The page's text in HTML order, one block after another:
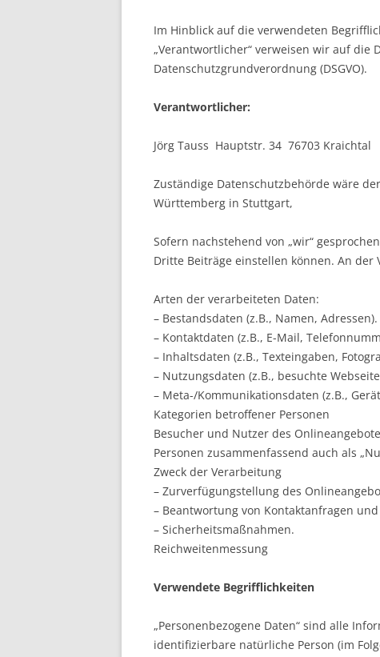
Im Hinblick auf die verwendeten
„Verantwortlicher“ verweisen wir auf die
Datenschutzgrundverordnung (DSGVO).
Verantwortlicher:
Jörg Tauss Hauptstr. 34 76703 Kraichtal
Zuständige Datenschutzbehörde wäre
Württemberg in Stuttgart,
Sofern nachstehend von „wir“
Dritte Beiträge einstellen können. An
Arten der verarbeiteten Daten:
– Bestandsdaten (z.B., Namen, Adressen).
– Kontaktdaten (z.B., E-Mail,
– Inhaltsdaten (z.B., Texteingaben,
– Nutzungsdaten (z.B., besuchte
– Meta-/Kommunikationsdaten (z.B.,
Kategorien betroffener Personen
Besucher und Nutzer des
Personen zusammenfassend auch als
Zweck der Verarbeitung
– Zurverfügungstellung des
– Beantwortung von Kontaktanfragen
– Sicherheitsmaßnahmen.
Reichweitenmessung
Verwendete Begrifflichkeiten
„Personenbezogene Daten“ sind alle
identifizierbare natürliche Person (im